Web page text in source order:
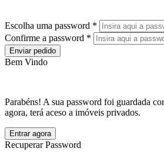
Escolha uma password *
Confirme a password *
Enviar pedido
Bem Vindo
Parabéns! A sua password foi guardada
agora, terá aceso a imóveis privados.
Entrar agora
Recuperar Password